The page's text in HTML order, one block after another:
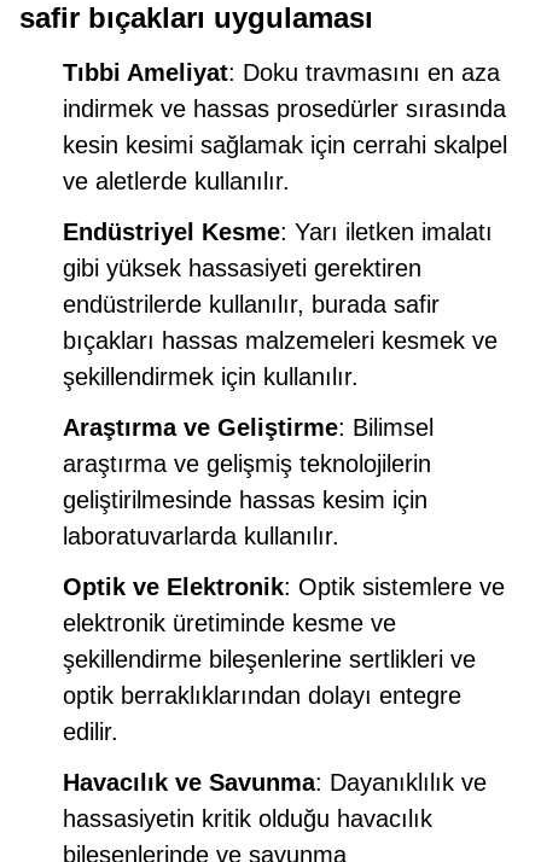
safir bıçakları uygulaması
Tıbbi Ameliyat: Doku travmasını en aza
indirmek ve hassas prosedürler sırasında
kesin kesimi sağlamak için cerrahi skalpel
ve aletlerde kullanılır.
Endüstriyel Kesme: Yarı iletken imalatı
gibi yüksek hassasiyeti gerektiren
endüstrilerde kullanılır, burada safir
bıçakları hassas malzemeleri kesmek ve
şekillendirmek için kullanılır.
Araştırma ve Geliştirme: Bilimsel
araştırma ve gelişmiş teknolojilerin
geliştirilmesinde hassas kesim için
laboratuvarlarda kullanılır.
Optik ve Elektronik: Optik sistemlere ve
elektronik üretiminde kesme ve
şekillendirme bileşenlerine sertlikleri ve
optik berraklıklarından dolayı entegre
edilir.
Havacılık ve Savunma: Dayanıklılık ve
hassasiyetin kritik olduğu havacılık
bileşenlerinde ve savunma